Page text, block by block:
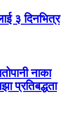
३ दिनभित्र
नाका
प्रतिबद्धता